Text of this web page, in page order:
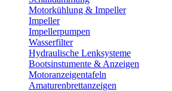
Motorkühlung & Impeller
Impeller
Impellerpumpen
Wasserfilter
Hydraulische Lenksysteme
Bootsinstumente & Anzeigen
Motoranzeigentafeln
Amaturenbrettanzeigen